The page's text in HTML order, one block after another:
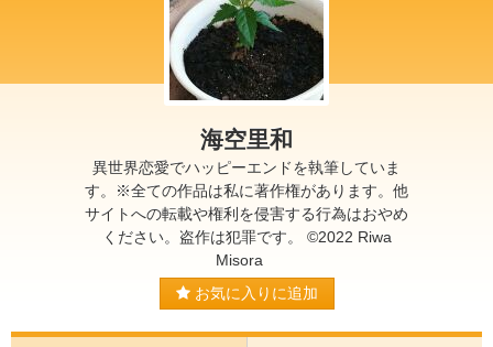
海空里和
異世界恋愛でハッピーエンドを執筆していま
す。※全ての作品は私に著作権があります。他
サイトへの転載や権利を侵害する行為はおやめ
ください。盗作は犯罪です。 ©2022 Riwa
Misora
お気に入りに追加